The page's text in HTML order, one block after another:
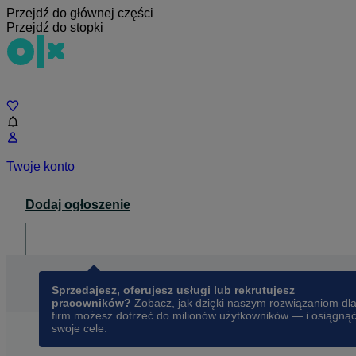
Przejdź do głównej części
Przejdź do stopki
Twoje konto
Dodaj ogłoszenie
Sprzedajesz, oferujesz usługi lub rekrutujesz
pracowników? Zobacz, jak dzięki naszym rozwiązaniom dla
firm możesz dotrzeć do milionów użytkowników — i osiągnąć
swoje cele.